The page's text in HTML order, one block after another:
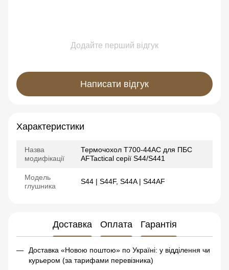
Додайте перший відгук
Написати відгук
Характеристики
Назва
модифікації
Термочохол Т700-44AC для ПБС
AFTactical серії S44/S441
Модель
глушника
S44 | S44F, S44A | S44AF
Доставка Оплата Гарантія
Доставка «Новою поштою» по Україні: у відділення чи
курьером (за тарифами перевізника)